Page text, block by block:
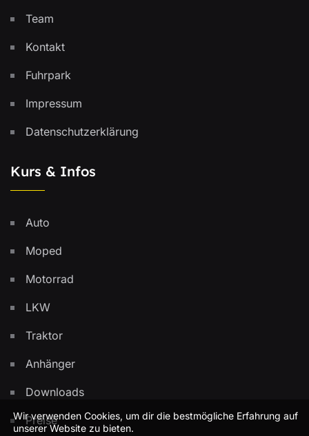
Team
Kontakt
Fuhrpark
Impressum
Datenschutzerklärung
Kurs & Infos
Auto
Moped
Motorrad
LKW
Traktor
Anhänger
Downloads
Preise
Wir verwenden Cookies, um dir die bestmögliche Erfahrung auf
unserer Website zu bieten.